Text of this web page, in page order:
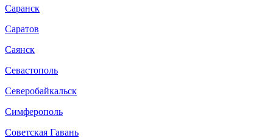
Саранск
Саратов
Саянск
Севастополь
Северобайкальск
Симферополь
Советская Гавань